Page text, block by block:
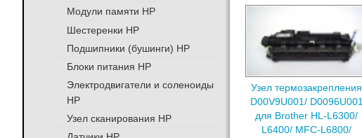
Узел термозакрепления
D00V9U001/ D0096U001
для Brother HL-L6300/
L6400/ MFC-L6800/
Модули памяти HP
Шестеренки HP
Подшипники (бушинги) HP
Блоки питания HP
Электродвигатели и соленоиды
HP
Узел сканирования HP